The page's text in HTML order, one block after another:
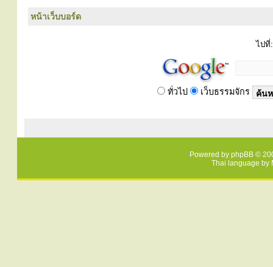
หน้าเว็บบอร์ด
ไปที่:
ทั่วไป เว็บธรรมจักร
Powered by phpBB ©
Thai language by